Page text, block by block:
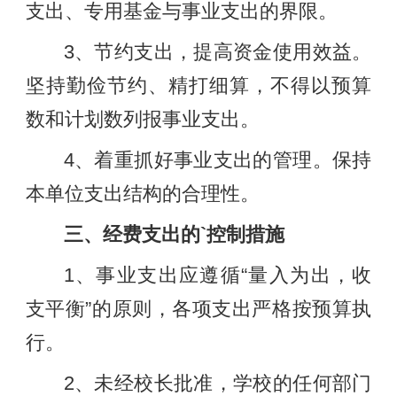
支出、专用基金与事业支出的界限。
3、节约支出，提高资金使用效益。
坚持勤俭节约、精打细算，不得以预算
数和计划数列报事业支出。
4、着重抓好事业支出的管理。保持
本单位支出结构的合理性。
三、经费支出的`控制措施
1、事业支出应遵循“量入为出，收
支平衡”的原则，各项支出严格按预算执
行。
2、未经校长批准，学校的任何部门